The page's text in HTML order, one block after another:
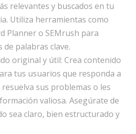
relevantes y buscados en tu
Utiliza herramientas como
Planner o SEMrush para
palabras clave.
original y útil: Crea contenido
tus usuarios que responda a
sus problemas o les
valiosa. Asegúrate de
sea claro, bien estructurado y